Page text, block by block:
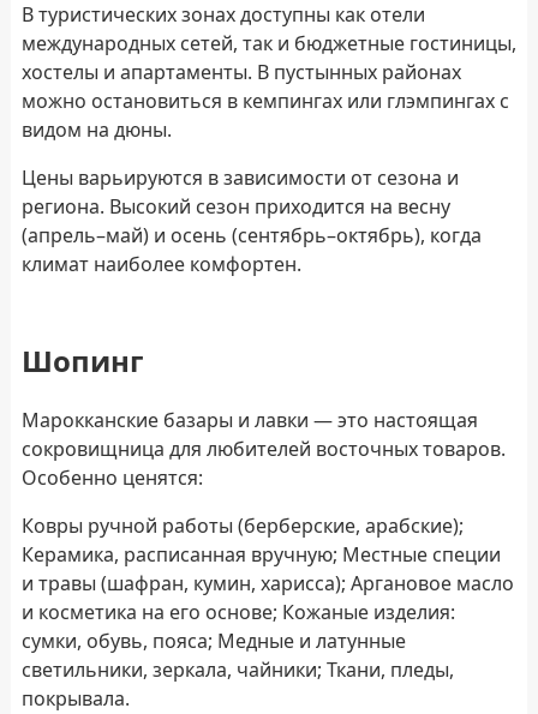
В туристических зонах доступны как отели
международных сетей, так и бюджетные гостиницы,
хостелы и апартаменты. В пустынных районах
можно остановиться в кемпингах или глэмпингах с
видом на дюны.
Цены варьируются в зависимости от сезона и
региона. Высокий сезон приходится на весну
(апрель–май) и осень (сентябрь–октябрь), когда
климат наиболее комфортен.
Шопинг
Марокканские базары и лавки — это настоящая
сокровищница для любителей восточных товаров.
Особенно ценятся:
Ковры ручной работы (берберские, арабские);
Керамика, расписанная вручную; Местные специи
и травы (шафран, кумин, харисса); Аргановое масло
и косметика на его основе; Кожаные изделия:
сумки, обувь, пояса; Медные и латунные
светильники, зеркала, чайники; Ткани, пледы,
покрывала.